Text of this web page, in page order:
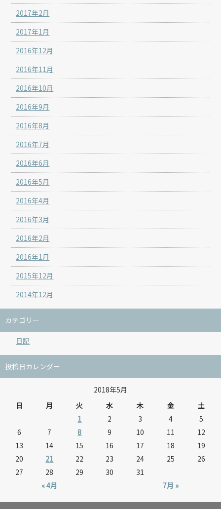
2017年2月
2017年1月
2016年12月
2016年11月
2016年10月
2016年9月
2016年8月
2016年7月
2016年6月
2016年5月
2016年4月
2016年3月
2016年2月
2016年1月
2015年12月
2014年12月
カテゴリー
日記
投稿日カレンダー
2018年5月
日
月 火 水 木 金 土
« 4月 7月 »
1 2 3 4
5
6
7 8 9 10 11
12
13
14 15 16 17 18
19
20
21 22 23 24 25
26
27
28 29 30 31